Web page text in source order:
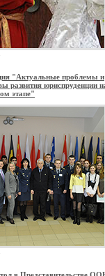
"Актуальные проблемы и
развития юриспруденции
этапе"